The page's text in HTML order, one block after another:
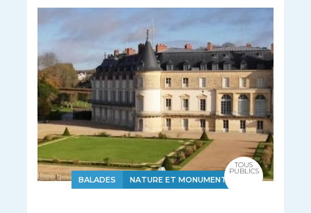
BALADES NATURE ET MONUMENTS
TOUS
PUBLICS